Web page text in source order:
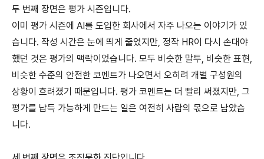
두 번째 장면은 평가 시즌입니다.
이미 평가 시즌에 AI를 도입한 회사에서 자주 나오는 이야기가 있
습니다. 작성 시간은 눈에 띄게 줄었지만, 정작 HR이 다시 손대야
했던 것은 평가의 맥락이었습니다. 모두 비슷한 말투, 비슷한 표현,
비슷한 수준의 안전한 코멘트가 나오면서 오히려 개별 구성원의
상황이 흐려졌기 때문입니다. 평가 코멘트는 더 빨리 써졌지만, 그
평가를 납득 가능하게 만드는 일은 여전히 사람의 몫으로 남았습
니다.